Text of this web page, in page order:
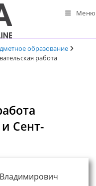
Меню
образование
работа
Сент-